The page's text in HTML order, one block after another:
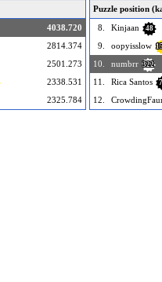
4038.720
2814.374
2501.273
2338.531
2325.784
Puzzle position
8.
Kinjaan 48
9.
oopyisslow
10.
numbrr 322
11.
Rica Santos
12.